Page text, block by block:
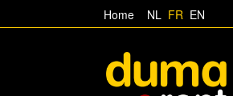
Home NL FR EN